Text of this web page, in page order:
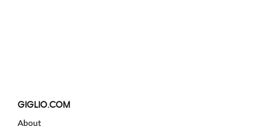
GIGLIO.COM
About